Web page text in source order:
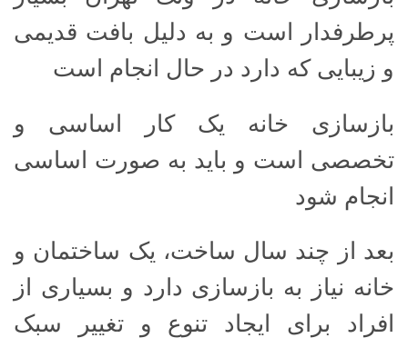
پرطرفدار است و به دلیل بافت قدیمی
و زیبایی که دارد در حال انجام است
بازسازی خانه یک کار اساسی و
تخصصی است و باید به صورت اساسی
انجام شود
بعد از چند سال ساخت، یک ساختمان و
خانه نیاز به بازسازی دارد و بسیاری از
افراد برای ایجاد تنوع و تغییر سبک